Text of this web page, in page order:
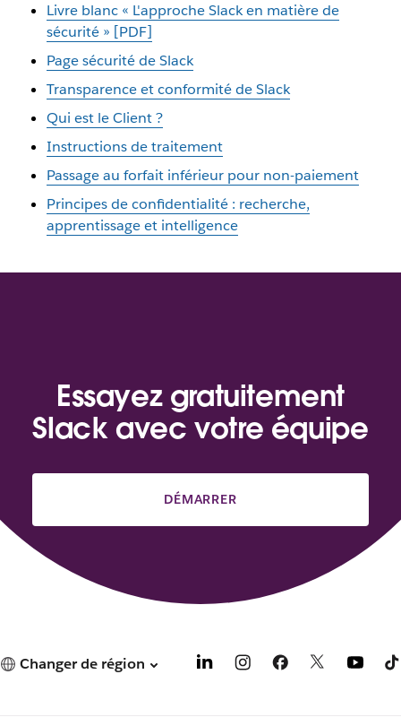
Livre blanc « L'approche Slack en matière de
sécurité » [PDF]
Page sécurité de Slack
Transparence et conformité de Slack
Qui est le Client ?
Instructions de traitement
Passage au forfait inférieur pour non-paiement
Principes de confidentialité : recherche,
apprentissage et intelligence
Essayez gratuitement
Slack avec votre équipe
DÉMARRER
Changer de région